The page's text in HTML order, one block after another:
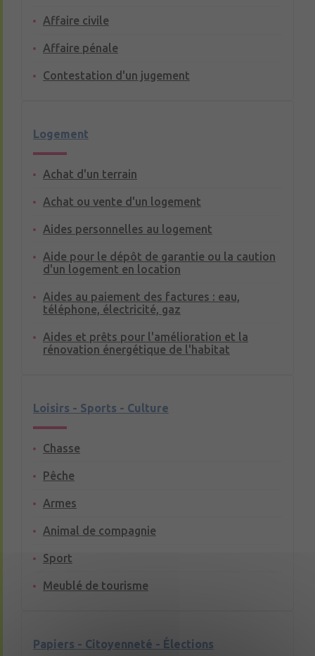
Affaire civile
Affaire pénale
Contestation d'un jugement
Logement
Achat d'un terrain
Achat ou vente d'un logement
Aides personnelles au logement
Aide pour le dépôt de garantie ou la caution
d'un logement en location
Aides au paiement des factures : eau,
téléphone, électricité, gaz
Aides et prêts pour l'amélioration et la
rénovation énergétique de l'habitat
Loisirs - Sports - Culture
Chasse
Pêche
Armes
Animal de compagnie
Sport
Meublé de tourisme
Papiers - Citoyenneté - Élections